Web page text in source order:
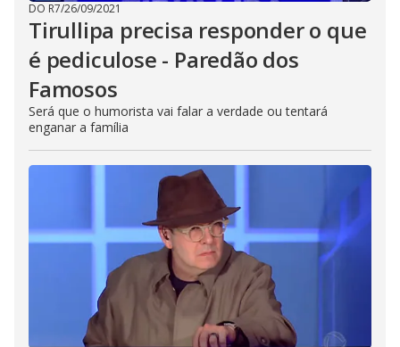
DO R7/26/09/2021
Tirullipa precisa responder o que
é pediculose - Paredão dos
Famosos
Será que o humorista vai falar a verdade ou tentará
enganar a família